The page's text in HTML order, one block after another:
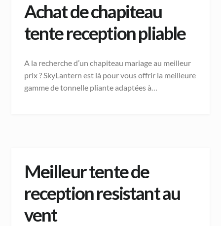
Achat de chapiteau
tente reception pliable
A la recherche d’un chapiteau mariage au meilleur
prix ? SkyLantern est là pour vous offrir la meilleure
gamme de tonnelle pliante adaptées à…
Meilleur tente de
reception resistant au
vent